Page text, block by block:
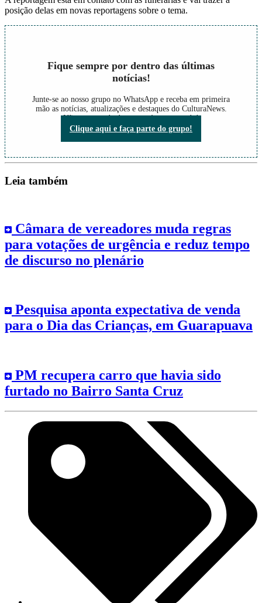
posição delas em novas reportagens sobre o tema.
Fique sempre por dentro das últimas
notícias!
Junte-se ao nosso grupo no WhatsApp e receba em primeira
mão as notícias, atualizações e destaques do CulturaNews.
Não perca nada do que está acontecendo!
Clique aqui e faça parte do grupo!
Leia também
Câmara de vereadores muda regras
para votações de urgência e reduz tempo
de discurso no plenário
Pesquisa aponta expectativa de venda
para o Dia das Crianças, em Guarapuava
PM recupera carro que havia sido
furtado no Bairro Santa Cruz